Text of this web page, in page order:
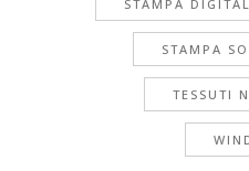
STAMPA
STAMPA
TESSUTI